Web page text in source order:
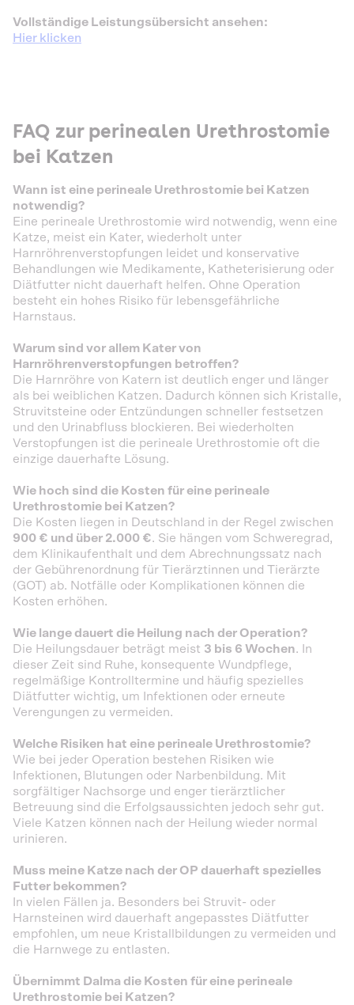
Vollständige Leistungsübersicht ansehen:
Hier klicken
FAQ zur perinealen Urethrostomie
bei Katzen
Wann ist eine perineale Urethrostomie bei Katzen
notwendig?
Eine perineale Urethrostomie wird notwendig, wenn eine
Katze, meist ein Kater, wiederholt unter
Harnröhrenverstopfungen leidet und konservative
Behandlungen wie Medikamente, Katheterisierung oder
Diätfutter nicht dauerhaft helfen. Ohne Operation
besteht ein hohes Risiko für lebensgefährliche
Harnstaus.
Warum sind vor allem Kater von
Harnröhrenverstopfungen betroffen?
Die Harnröhre von Katern ist deutlich enger und länger
als bei weiblichen Katzen. Dadurch können sich Kristalle,
Struvitsteine oder Entzündungen schneller festsetzen
und den Urinabfluss blockieren. Bei wiederholten
Verstopfungen ist die perineale Urethrostomie oft die
einzige dauerhafte Lösung.
Wie hoch sind die Kosten für eine perineale
Urethrostomie bei Katzen?
Die Kosten liegen in Deutschland in der Regel zwischen
900 € und über 2.000 €. Sie hängen vom Schweregrad,
dem Klinikaufenthalt und dem Abrechnungssatz nach
der Gebührenordnung für Tierärztinnen und Tierärzte
(GOT) ab. Notfälle oder Komplikationen können die
Kosten erhöhen.
Wie lange dauert die Heilung nach der Operation?
Die Heilungsdauer beträgt meist 3 bis 6 Wochen. In
dieser Zeit sind Ruhe, konsequente Wundpflege,
regelmäßige Kontrolltermine und häufig spezielles
Diätfutter wichtig, um Infektionen oder erneute
Verengungen zu vermeiden.
Welche Risiken hat eine perineale Urethrostomie?
Wie bei jeder Operation bestehen Risiken wie
Infektionen, Blutungen oder Narbenbildung. Mit
sorgfältiger Nachsorge und enger tierärztlicher
Betreuung sind die Erfolgsaussichten jedoch sehr gut.
Viele Katzen können nach der Heilung wieder normal
urinieren.
Muss meine Katze nach der OP dauerhaft spezielles
Futter bekommen?
In vielen Fällen ja. Besonders bei Struvit- oder
Harnsteinen wird dauerhaft angepasstes Diätfutter
empfohlen, um neue Kristallbildungen zu vermeiden und
die Harnwege zu entlasten.
Übernimmt Dalma die Kosten für eine perineale
Urethrostomie bei Katzen?